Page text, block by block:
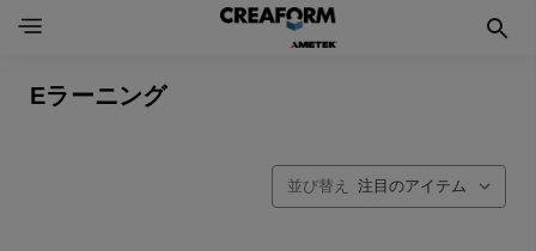
Eラーニング
並び替え